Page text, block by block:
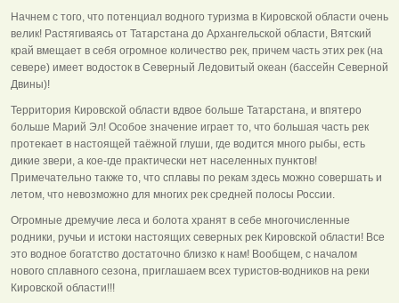
Начнем с того, что потенциал водного туризма в Кировской области очень
велик! Растягиваясь от Татарстана до Архангельской области, Вятский
край вмещает в себя огромное количество рек, причем часть этих рек (на
севере) имеет водосток в Северный Ледовитый океан (бассейн Северной
Двины)!
Территория Кировской области вдвое больше Татарстана, и впятеро
больше Марий Эл! Особое значение играет то, что большая часть рек
протекает в настоящей таёжной глуши, где водится много рыбы, есть
дикие звери, а кое-где практически нет населенных пунктов!
Примечательно также то, что сплавы по рекам здесь можно совершать и
летом, что невозможно для многих рек средней полосы России.
Огромные дремучие леса и болота хранят в себе многочисленные
родники, ручьи и истоки настоящих северных рек Кировской области! Все
это водное богатство достаточно близко к нам! Вообщем, с началом
нового сплавного сезона, приглашаем всех туристов-водников на реки
Кировской области!!!